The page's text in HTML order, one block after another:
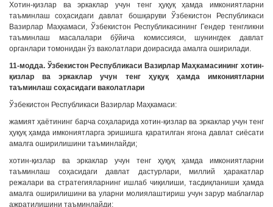
Хотин-қизлар ва эркаклар учун тенг ҳуқуқ ҳамда имкониятларни
таъминлаш соҳасидаги давлат бошқаруви Ўзбекистон Республикаси
Вазирлар Маҳкамаси, Ўзбекистон Республикасининг Гендер тенгликни
таъминлаш масалалари бўйича комиссияси, шунингдек давлат
органлари томонидан ўз ваколатлари доирасида амалга оширилади.
11-модда. Ўзбекистон Республикаси Вазирлар Маҳкамасининг хотин-
қизлар ва эркаклар учун тенг ҳуқуқ ҳамда имкониятларни
таъминлаш соҳасидаги ваколатлари
Ўзбекистон Республикаси Вазирлар Маҳкамаси:
жамият ҳаётининг барча соҳаларида хотин-қизлар ва эркаклар учун тенг
ҳуқуқ ҳамда имкониятларга эришишга қаратилган ягона давлат сиёсати
амалга оширилишини таъминлайди;
хотин-қизлар ва эркаклар учун тенг ҳуқуқ ҳамда имкониятларни
таъминлаш соҳасидаги давлат дастурлари, миллий ҳаракатлар
режалари ва стратегияларнинг ишлаб чиқилиши, тасдиқланиши ҳамда
амалга оширилишини ва уларни молиялаштириш учун зарур маблағлар
ажратилишини таъминлайди;